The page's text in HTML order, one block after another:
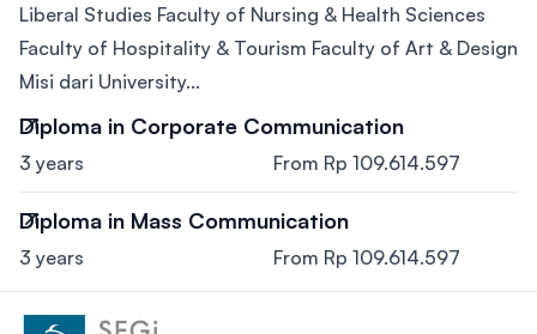
Liberal Studies Faculty of Nursing & Health Sciences
Faculty of Hospitality & Tourism Faculty of Art & Design
Misi dari University...
Diploma in Corporate Communication
3 years From Rp 109.614.597
Diploma in Mass Communication
3 years From Rp 109.614.597